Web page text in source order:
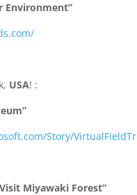
Environment”
USA! :
Story/
Miyawaki Forest”